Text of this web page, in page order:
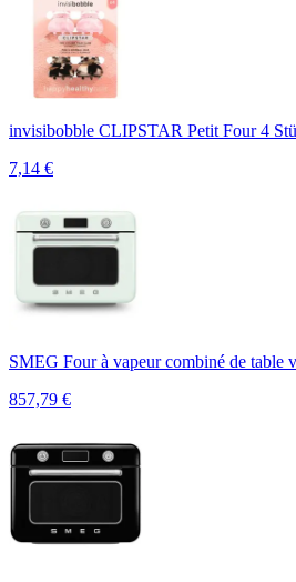
invisibobble CLIPSTAR Petit Four 4
7,14 €
SMEG Four à vapeur combiné de table
857,79 €